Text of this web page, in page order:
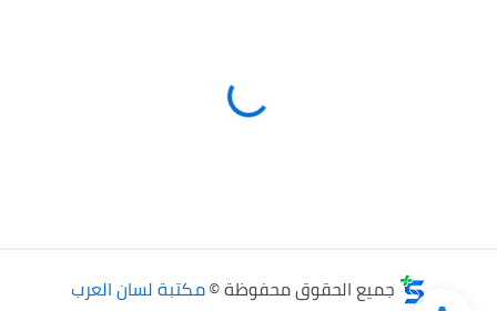
جميع الحقوق محفوظة ©مكتبة لسان العرب